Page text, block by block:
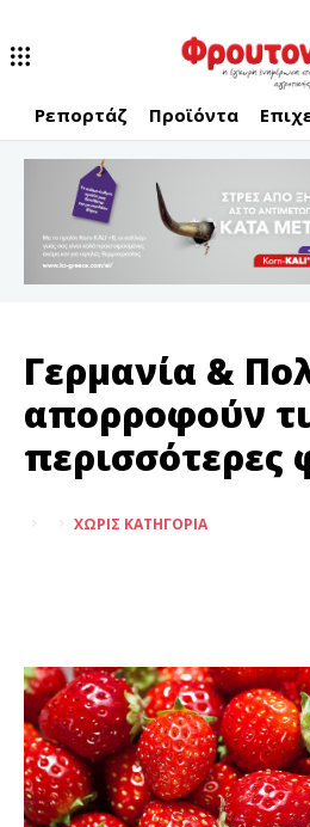
Ρεπορτάζ Προϊόντα
Γερμανία &
απορροφούν
περισσότερες
ΧΩΡΊΣ ΚΑΤΗΓΟΡΊΑ